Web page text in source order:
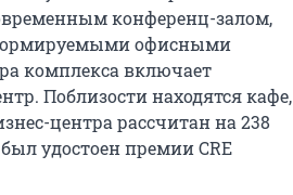
конференц-залом,
офисными
комплекса включает
Поблизости находятся кафе,
центра рассчитан на 238
удостоен премии CRE